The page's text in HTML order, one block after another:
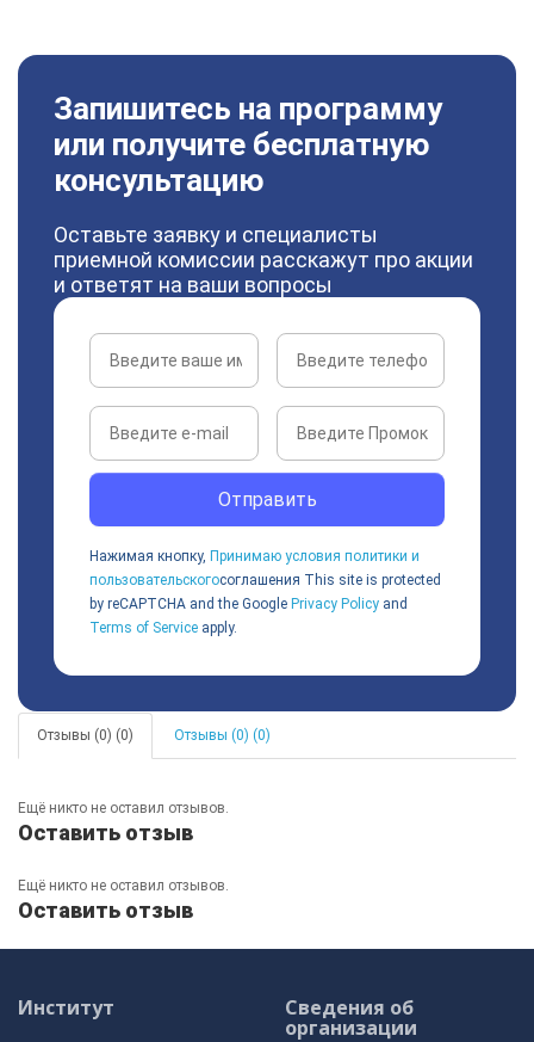
Запишитесь на программу
или получите бесплатную
консультацию
Оставьте заявку и специалисты
приемной комиссии расскажут про акции
и ответят на ваши вопросы
Отправить
Нажимая кнопку, Принимаю условия политики и
пользовательскогосоглашения This site is protected
by reCAPTCHA and the Google Privacy Policy and
Terms of Service apply.
Отзывы (0) (0) Отзывы (0) (0)
Ещё никто не оставил отзывов.
Оставить отзыв
Ещё никто не оставил отзывов.
Оставить отзыв
Институт Сведения об
организации